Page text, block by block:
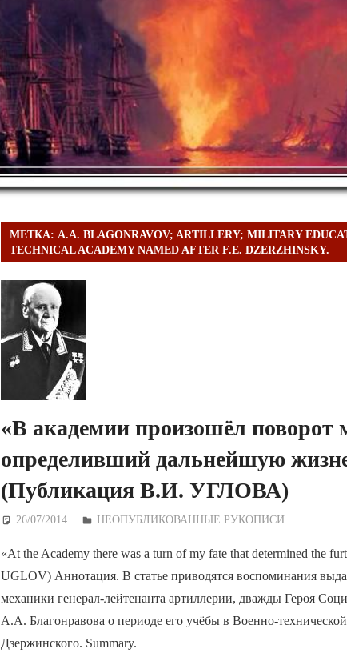
МЕТКА: A.A. BLAGONRAVOV; ARTILLERY; MILITARY
TECHNICAL ACADEMY NAMED AFTER F.E. DZERZHINSKY.
«В академии произошёл поворот
определивший дальнейшую
(Публикация В.И. УГЛОВА)
26/07/2014 Дежурный по Редакции
НЕОПУБЛИКОВАННЫЕ РУКОПИСИ
«At the Academy there was a turn of my fate that determined the
UGLOV) Аннотация. В статье приводятся воспоминания
механики генерал-лейтенанта артиллерии, дважды Героя
А.А. Благонравова о периоде его учёбы в Военно-
Дзержинского. Summary.